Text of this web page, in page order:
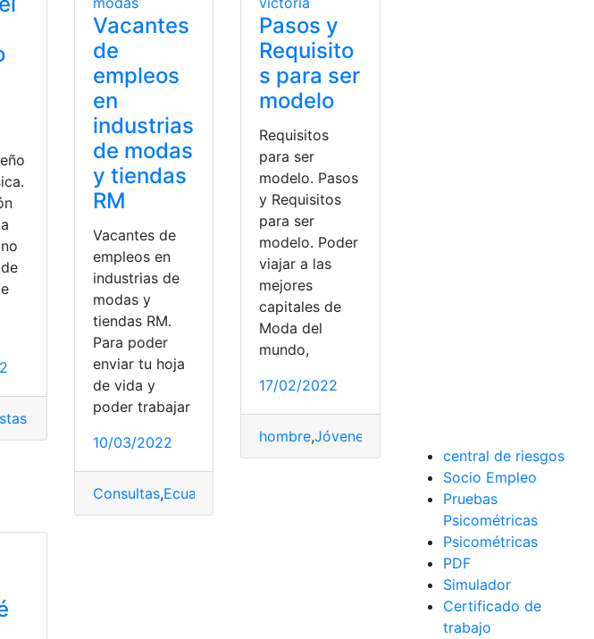
de Quito Letra modas ,origen
Vacantes
de
empleos
en
industrias
de modas
y tiendas
RM
Vacantes de
empleos en
industrias de
modas y
tiendas RM.
Para poder
enviar tu hoja
de vida y
poder trabajar
10/03/2022
Consultas,Ecuador empleados temporales
Pasos y
Requisito
s para ser
modelo
Requisitos
para ser
modelo. Pasos
y Requisitos
para ser
modelo. Poder
viajar a las
mejores
capitales de
Moda del
mundo,
17/02/2022
hombre,Jóvenes
central de riesgos
Socio Empleo
Pruebas
Psicométricas
Psicométricas
PDF
Simulador
Certificado de
trabajo